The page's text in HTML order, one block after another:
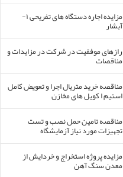
مزایده اجاره دستگاه های تفریحی ۱-
آبشار
رازهای موفقیت در شرکت در مزایدات و
مناقصات
مناقصه خرید متریال اجرا و تعویض کامل
استیم ا کویل های مخازن
مناقصه تامین حمل نصب و تست
تجهیزات مورد نیاز آزمایشگاه
مزایده پروژه استخراج و خردایش از
معدن سنگ آهن